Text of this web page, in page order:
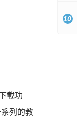
載功
列的教
10